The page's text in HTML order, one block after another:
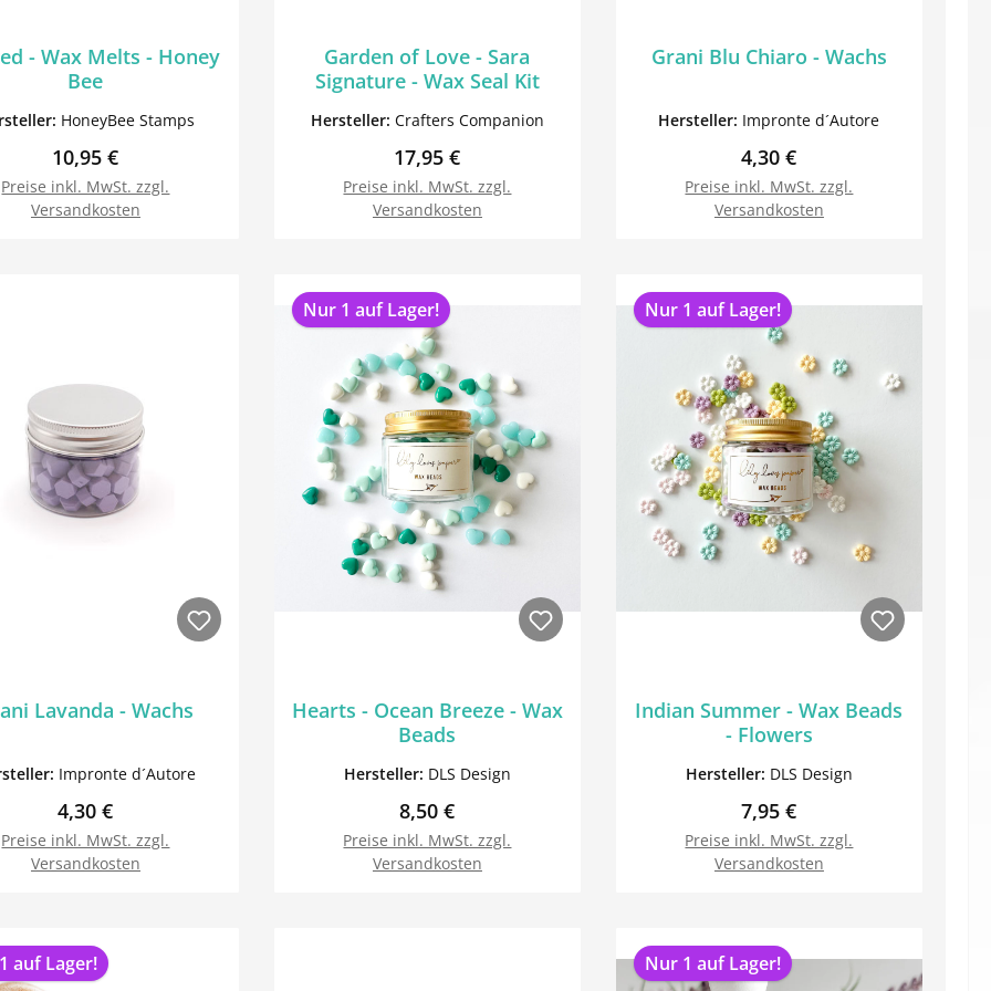
- Wax Melts - Honey
Bee
HoneyBee Stamps
Regulärer Preis:
10,95 €
Preise inkl. MwSt. zzgl.
Versandkosten
Garden of Love - Sara
Signature - Wax Seal Kit
Hersteller: Crafters Companion
Regulärer Preis:
17,95 €
Preise inkl. MwSt. zzgl.
Versandkosten
Grani Blu Chiaro - Wachs
Hersteller: Impronte d´Autore
Regulärer Preis:
4,30 €
Preise inkl. MwSt. zzgl.
Versandkosten
Lavanda - Wachs
Impronte d´Autore
Regulärer Preis:
4,30 €
Preise inkl. MwSt. zzgl.
Versandkosten
Nur 1 auf Lager!
Hearts - Ocean Breeze - Wax
Beads
Hersteller: DLS Design
Regulärer Preis:
8,50 €
Preise inkl. MwSt. zzgl.
Versandkosten
Nur 1 auf Lager!
Indian Summer - Wax Beads
- Flowers
Hersteller: DLS Design
Regulärer Preis:
7,95 €
Preise inkl. MwSt. zzgl.
Versandkosten
auf Lager! Nur 1 auf Lager!